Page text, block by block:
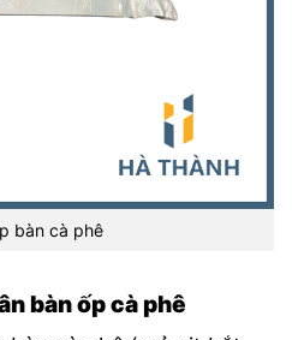
bàn cà phê
bàn ốp cà phê